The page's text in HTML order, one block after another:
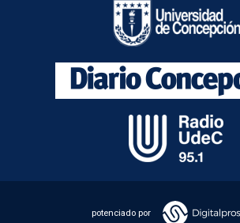
potenciado por